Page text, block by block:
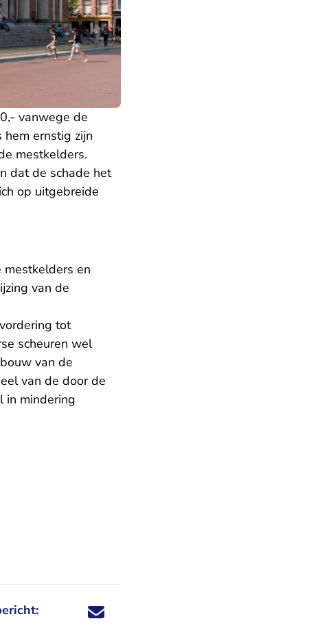
vanwege de
ernstig zijn
mestkelders.
dat de schade het
op uitgebreide
en
van de
tot
scheuren wel
van de
van de door de
in mindering
Deel dit nieuwsbericht via X - U verlaat
Deel dit nieuwsbericht via Facebook - U
Deel dit nieuwsbericht via e-mail
Deel dit nieuwsbericht via LinkedIn - U